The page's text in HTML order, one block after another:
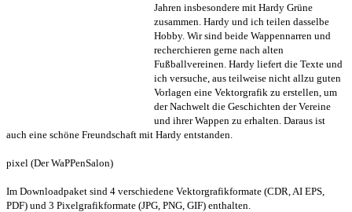
Jahren insbesondere mit Hardy Grüne
zusammen. Hardy und ich teilen dasselbe
Hobby. Wir sind beide Wappennarren und
recherchieren gerne nach alten
Fußballvereinen. Hardy liefert die Texte und
ich versuche, aus teilweise nicht allzu guten
Vorlagen eine Vektorgrafik zu erstellen, um
der Nachwelt die Geschichten der Vereine
und ihrer Wappen zu erhalten. Daraus ist
auch eine schöne Freundschaft mit Hardy entstanden.
pixel (Der WaPPenSalon)
Im Downloadpaket sind 4 verschiedene Vektorgrafikformate (CDR, AI EPS,
PDF) und 3 Pixelgrafikformate (JPG, PNG, GIF) enthalten.